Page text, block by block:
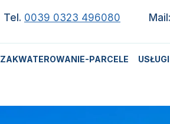
Tel. 0039 0323 496080 Mail:
ZAKWATEROWANIE-PARCELE USŁUGI